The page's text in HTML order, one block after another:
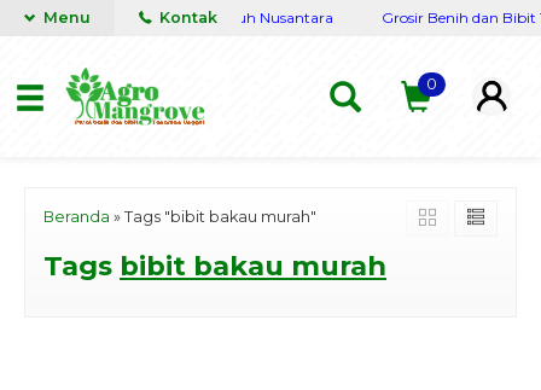
Terpercaya siap kirim seluruh Nusantara Grosir Benih dan Bibit
Menu Kontak
0
Beranda » Tags "bibit bakau murah"
Tags bibit bakau murah